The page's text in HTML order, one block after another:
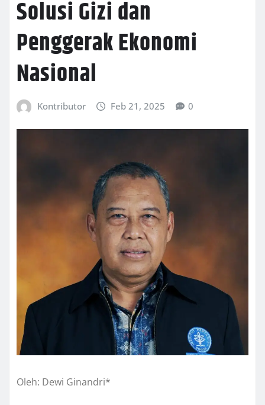
Solusi Gizi dan
Penggerak Ekonomi
Nasional
Kontributor Feb 21, 2025 0
Oleh: Dewi Ginandri*